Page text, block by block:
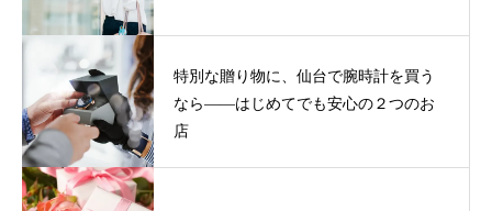
特別な贈り物に、仙台で腕時計を買う
なら——はじめてでも安心の２つのお
店